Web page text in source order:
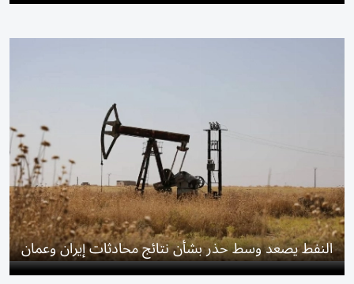
النفط يصعد وسط حذر بشأن نتائج محادثات إيران وعمان